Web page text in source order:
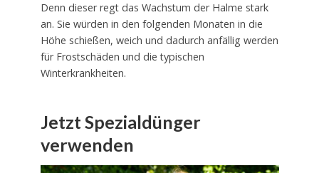
Denn dieser regt das Wachstum der Halme stark
an. Sie würden in den folgenden Monaten in die
Höhe schießen, weich und dadurch anfällig werden
für Frostschäden und die typischen
Winterkrankheiten.
Jetzt Spezialdünger
verwenden